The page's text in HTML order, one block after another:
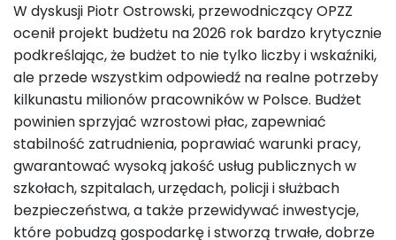
W dyskusji Piotr Ostrowski, przewodniczący OPZZ
ocenił projekt budżetu na 2026 rok bardzo krytycznie
podkreślając, że budżet to nie tylko liczby i wskaźniki,
ale przede wszystkim odpowiedź na realne potrzeby
kilkunastu milionów pracowników w Polsce. Budżet
powinien sprzyjać wzrostowi płac, zapewniać
stabilność zatrudnienia, poprawiać warunki pracy,
gwarantować wysoką jakość usług publicznych w
szkołach, szpitalach, urzędach, policji i służbach
bezpieczeństwa, a także przewidywać inwestycje,
które pobudzą gospodarkę i stworzą trwałe, dobrze